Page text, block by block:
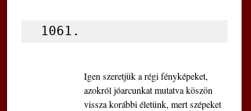
1061.
Igen szeretjük a régi fényképeket,
azokról jóarcunkat mutatva köszön
vissza korábbi életünk, mert szépeket